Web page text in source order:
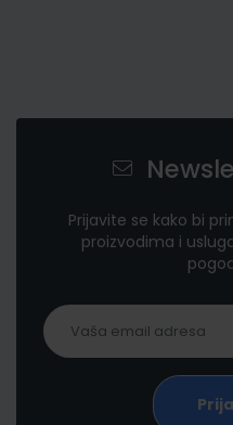
Prijavite se kako bi
proizvodima i